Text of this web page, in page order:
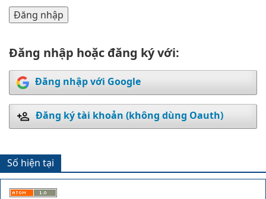
Đăng nhập
Đăng nhập hoặc đăng ký với:
Đăng nhập với Google
Đăng ký tài khoản (không dùng Oauth)
Số hiện tại